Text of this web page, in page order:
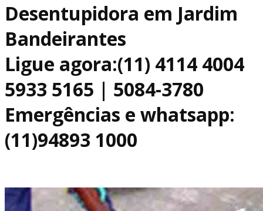
Desentupidora em Jardim
Bandeirantes
Ligue agora:(11) 4114 4004
5933 5165 | 5084-3780
Emergências e whatsapp:
(11)94893 1000